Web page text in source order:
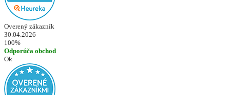
Overený zákazník
30.04.2026
100%
Odporúča obchod
Ok